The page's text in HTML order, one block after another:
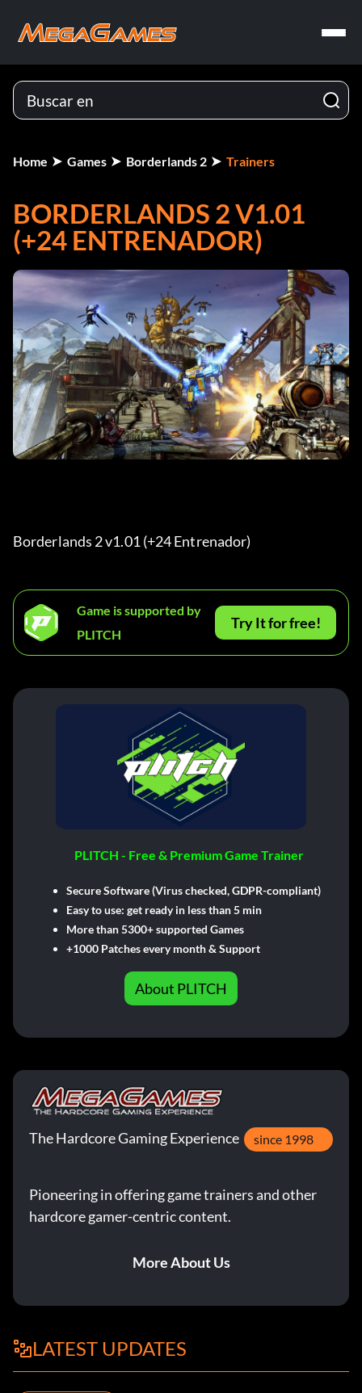
Home Games Borderlands 2 Trainers
BORDERLANDS 2 V1.01
(+24 ENTRENADOR)
Borderlands 2 v1.01 (+24 Entrenador)
Game is supported by
PLITCH
Try It for free!
PLITCH - Free & Premium Game Trainer
Secure Software (Virus checked, GDPR-compliant)
Easy to use: get ready in less than 5 min
More than 5300+ supported Games
+1000 Patches every month & Support
About PLITCH
The Hardcore Gaming Experience since 1998
Pioneering in offering game trainers and other
hardcore gamer-centric content.
More About Us
LATEST UPDATES